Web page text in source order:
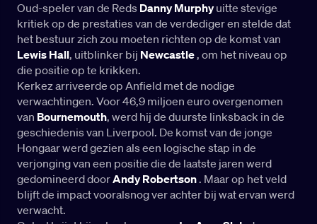
Oud-speler van de Reds Danny Murphyuitte stevige
kritiek op de prestaties van de verdediger en stelde dat
het bestuur zich zou moeten richten op de komst van
Lewis Hall, uitblinker bij Newcastle, om het niveau op
die positie op te krikken.
Kerkez arriveerde op Anfield met de nodige
verwachtingen. Voor 46,9 miljoen euro overgenomen
van Bournemouth, werd hij de duurste linksback in de
geschiedenis van Liverpool. De komst van de jonge
Hongaar werd gezien als een logische stap in de
verjonging van een positie die de laatste jaren werd
gedomineerd doorAndy Robertson. Maar op het veld
blijft de impact vooralsnog ver achter bij wat ervan werd
verwacht.